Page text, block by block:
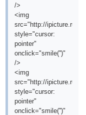
/>
<img
src="http://ipicture.ru/
style="cursor:
pointer"
onclick="smile('')"
/>
<img
src="http://ipicture.ru/
style="cursor:
pointer"
onclick="smile('')"